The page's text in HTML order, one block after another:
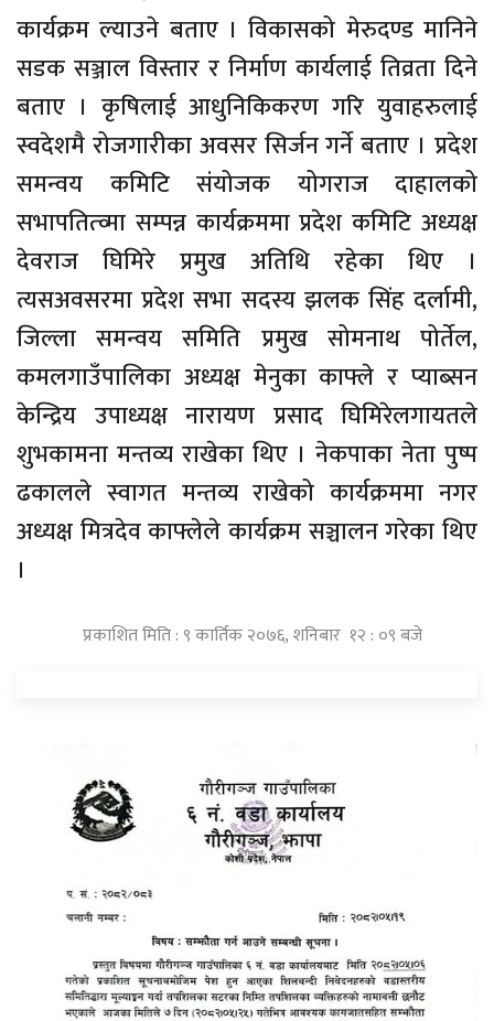
कार्यक्रम ल्याउने बताए । विकासको मेरुदण्ड मानिने
सडक सञ्जाल विस्तार र निर्माण कार्यलाई तिव्रता दिने
बताए । कृषिलाई आधुनिकिकरण गरि युवाहरुलाई
स्वदेशमै रोजगारीका अवसर सिर्जन गर्ने बताए । प्रदेश
समन्वय कमिटि संयोजक योगराज दाहालको
सभापतित्व्मा सम्पन्न कार्यक्रममा प्रदेश कमिटि अध्यक्ष
देवराज घिमिरे प्रमुख अतिथि रहेका थिए ।
त्यसअवसरमा प्रदेश सभा सदस्य झलक सिंह दर्लामी,
जिल्ला समन्वय समिति प्रमुख सोमनाथ पोर्तेल,
कमलगाउँपालिका अध्यक्ष मेनुका काफ्ले र प्याब्सन
केन्द्रिय उपाध्यक्ष नारायण प्रसाद घिमिरेलगायतले
शुभकामना मन्तव्य राखेका थिए । नेकपाका नेता पुष्प
ढकालले स्वागत मन्तव्य राखेको कार्यक्रममा नगर
अध्यक्ष मित्रदेव काफ्लेले कार्यक्रम सञ्चालन गरेका थिए
।
प्रकाशित मिति : ९ कार्तिक २०७६, शनिबार १२ : ०९ बजे